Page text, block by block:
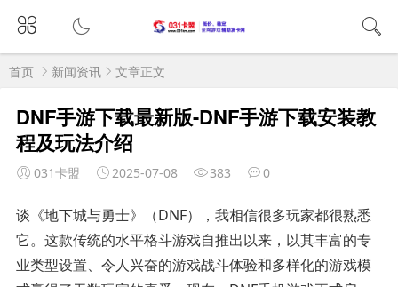
首页 新闻资讯 文章正文
DNF手游下载最新版-DNF手游下载安装教
程及玩法介绍
031卡盟 2025-07-08 383 0
谈《地下城与勇士》（DNF），我相信很多玩家都很熟悉
它。这款传统的水平格斗游戏自推出以来，以其丰富的专
业类型设置、令人兴奋的游戏战斗体验和多样化的游戏模